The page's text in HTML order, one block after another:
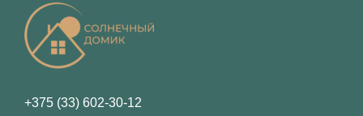
Звёздный рейтинг
rating
fields
Отзыв
+375 (33) 602-30-12